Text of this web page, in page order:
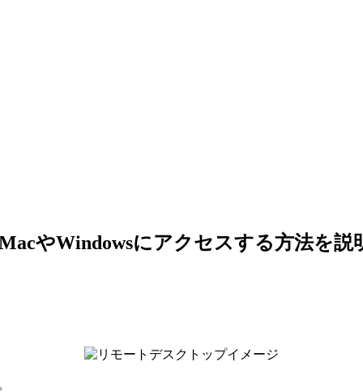
やWindowsにアクセスする方法を説